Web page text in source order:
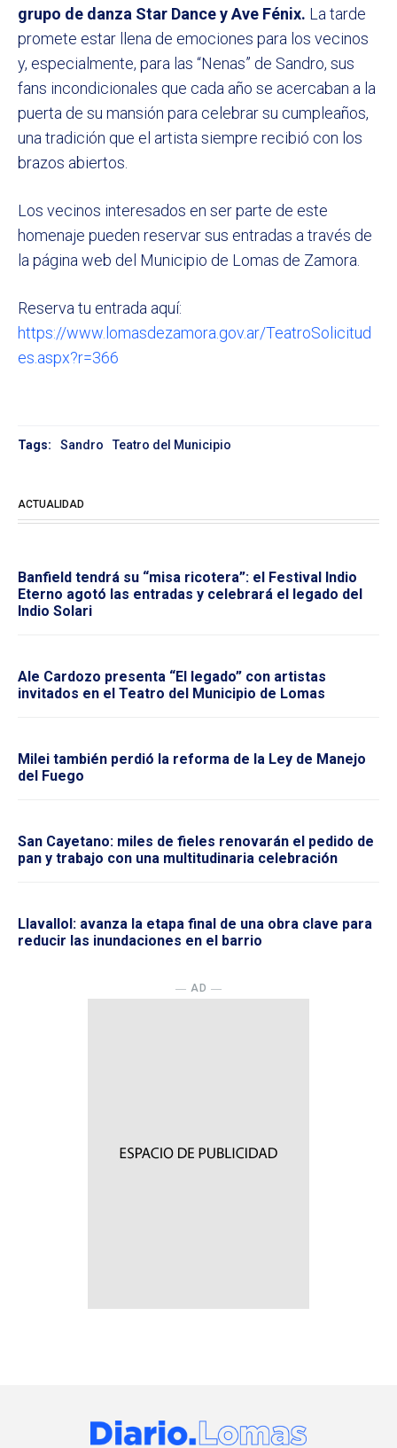
grupo de danza Star Dance y Ave Fénix. La tarde
promete estar llena de emociones para los vecinos
y, especialmente, para las “Nenas” de Sandro, sus
fans incondicionales que cada año se acercaban a la
puerta de su mansión para celebrar su cumpleaños,
una tradición que el artista siempre recibió con los
brazos abiertos.
Los vecinos interesados en ser parte de este
homenaje pueden reservar sus entradas a través de
la página web del Municipio de Lomas de Zamora.
Reserva tu entrada aquí:
https://www.lomasdezamora.gov.ar/TeatroSolicitud
es.aspx?r=366
Tags: Sandro Teatro del Municipio
ACTUALIDAD
Banfield tendrá su “misa ricotera”: el Festival Indio
Eterno agotó las entradas y celebrará el legado del
Indio Solari
Ale Cardozo presenta “El legado” con artistas
invitados en el Teatro del Municipio de Lomas
Milei también perdió la reforma de la Ley de Manejo
del Fuego
San Cayetano: miles de fieles renovarán el pedido de
pan y trabajo con una multitudinaria celebración
Llavallol: avanza la etapa final de una obra clave para
reducir las inundaciones en el barrio
― AD ―